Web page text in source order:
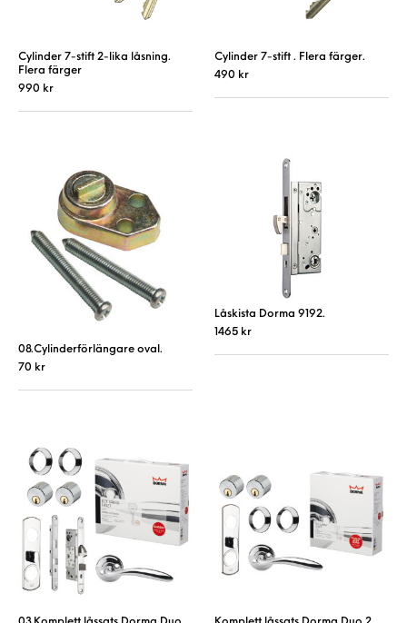
Cylinder 7-stift 2-lika låsning.
Flera färger
990 kr
Cylinder 7-stift . Flera färger.
490 kr
08.Cylinderförlängare oval.
70 kr
Låskista Dorma 9192.
1465 kr